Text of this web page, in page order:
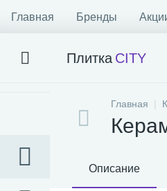
Главная Бренды
Плитка CITY
Главная
Описание